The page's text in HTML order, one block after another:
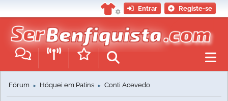
Entrar Registe-se
Fórum ► Hóquei em Patins ► Conti Acevedo